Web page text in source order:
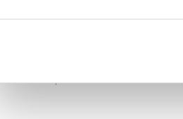
, un jardín bien cuidado
Murada combina lo mejor de
para más información o